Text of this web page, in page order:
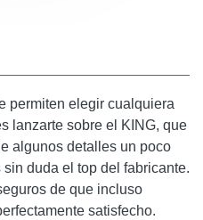
permiten elegir cualquiera
lanzarte sobre el KING, que
algunos detalles un poco
duda el top del fabricante.
de que incluso
satisfecho.